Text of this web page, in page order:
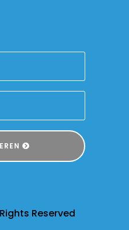
Reserved